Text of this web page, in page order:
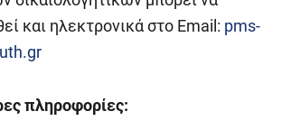
και ηλεκτρονικά στο Εmail: pms-
πληροφορίες: